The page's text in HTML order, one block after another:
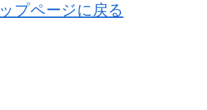
プページに戻る